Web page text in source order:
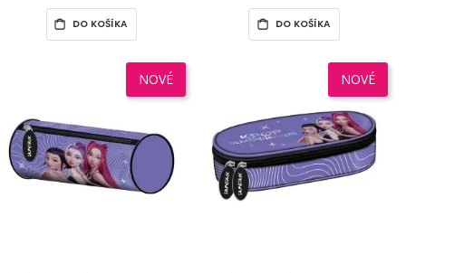
DO KOŠÍKA DO KOŠÍKA
NOVÉ NOVÉ